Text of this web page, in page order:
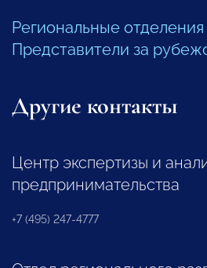
Региональные отделения
Представители за
Другие контакты
Центр экспертизы и
предпринимательства
+7 (495) 247-4777